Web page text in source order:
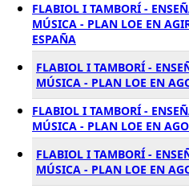
FLABIOL I TAMBORÍ -
MÚSICA - PLAN LOE EN
ESPAÑA
FLABIOL I TAMBORÍ -
MÚSICA - PLAN LOE EN
FLABIOL I TAMBORÍ -
MÚSICA - PLAN LOE EN
FLABIOL I TAMBORÍ -
MÚSICA - PLAN LOE EN